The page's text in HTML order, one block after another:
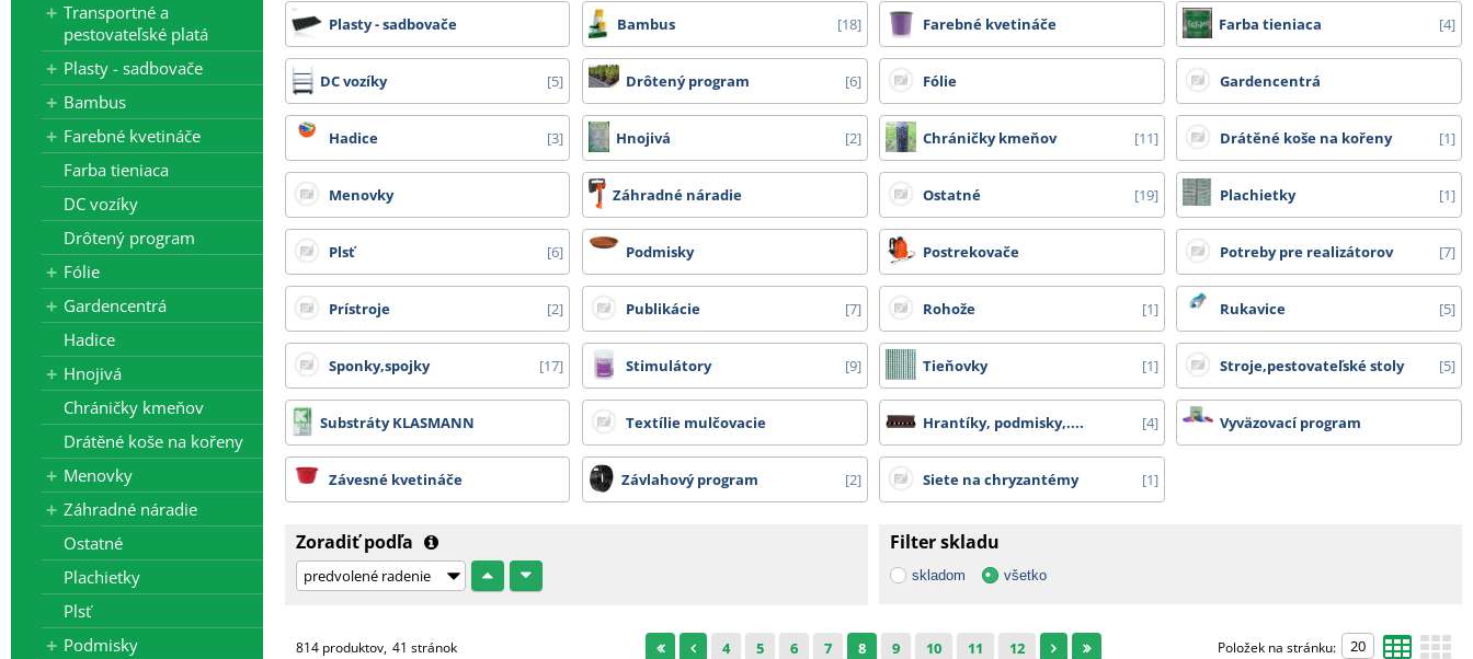
Transportné a
pestovateľské platá
Plasty - sadbovače
Bambus
Farebné kvetináče
Farba tieniaca
DC vozíky
Drôtený program
Fólie
Gardencentrá
Hadice
Hnojivá
Chráničky kmeňov
Drátěné koše na kořeny
Menovky
Záhradné náradie
Ostatné
Plachietky
Plsť
Podmisky
- bílá netkaná 19 g textilie v délce 3,20 m cena dopravy na dotaz
- tkaniny 525 cm, bublinkové fólie od 1,50 m, bambusy nad 210 cm, DC vozíky a ostatní zboží, které nelze zabalit do kartonu - cena dopravy na dotaz
Všechny ceny zde uvedené jsou bez DPH.
Plasty - sadbovače Bambus 18 Farebné kvetináče Farba tieniaca 4
DC vozíky 5 Drôtený program 6 Fólie Gardencentrá
Hadice 3 Hnojivá 2 Chráničky kmeňov 11 Drátěné koše na kořeny 1
Menovky Záhradné náradie Ostatné 19 Plachietky 1
Plsť 6 Podmisky Postrekovače Potreby pre realizátorov 7
Prístroje 2 Publikácie 7 Rohože 1 Rukavice 5
Sponky,spojky 17 Stimulátory 9 Tieňovky 1 Stroje,pestovateľské stoly 5
Substráty KLASMANN Textílie mulčovacie Hrantíky, podmisky,.... 4 Vyväzovací program
Závesné kvetináče Závlahový program 2 Siete na chryzantémy 1
Zoradiť podľa Filter skladu
skladom všetko
814 produktov 41 stránok 4 5 6 7 8 9 10 11 12 Položek na stránku: